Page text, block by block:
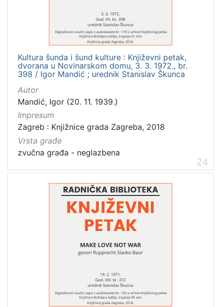
Kultura šunda i šund kulture : Književni petak,
dvorana u Novinarskom domu, 3. 3. 1972., br.
398 / Igor Mandić ; urednik Stanislav Škunca
Autor
Mandić, Igor (20. 11. 1939.)
Impresum
Zagreb : Knjižnice grada Zagreba, 2018
Vrsta građe
zvučna građa - neglazbena
24